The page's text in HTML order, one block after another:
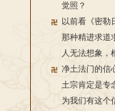
觉照？
以前看《密勒
那种精进求道
人无法想象，
净土法门的信
土宗肯定是专
为我们有这个